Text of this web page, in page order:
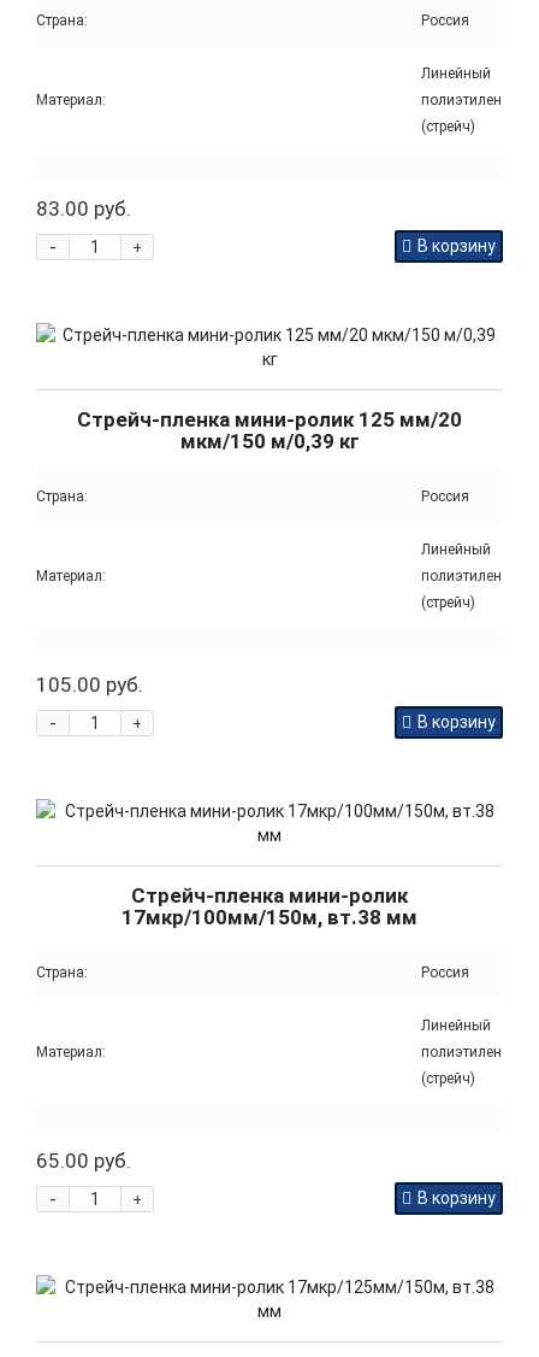
Страна: Россия
Материал:
Линейный
полиэтилен
(стрейч)
83.00 руб.
+
- В корзину
Стрейч-пленка мини-ролик 125 мм/20
мкм/150 м/0,39 кг
Страна: Россия
Материал:
Линейный
полиэтилен
(стрейч)
105.00 руб.
+
- В корзину
Стрейч-пленка мини-ролик
17мкр/100мм/150м, вт.38 мм
Страна: Россия
Материал:
Линейный
полиэтилен
(стрейч)
65.00 руб.
+
- В корзину